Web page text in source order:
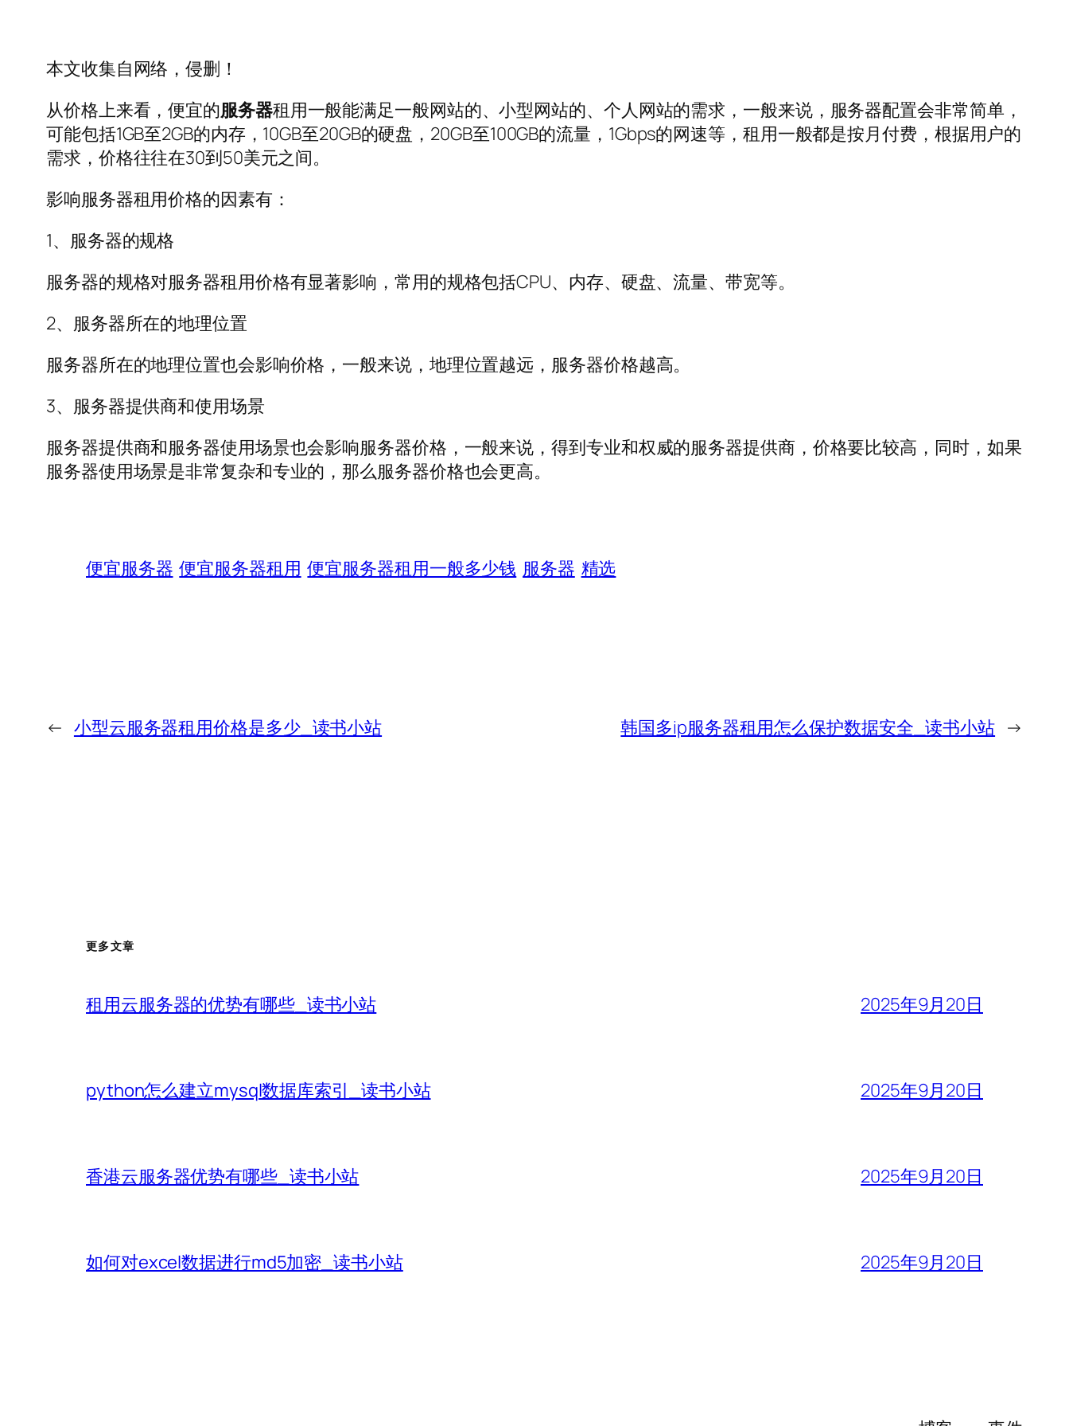
本文收集自网络，侵删！
从价格上来看，便宜的服务器租用一般能满足一般网站的、小型网站的、个人网站的需求，一般来说，服务器配置会非常简单，
可能包括1GB至2GB的内存，10GB至20GB的硬盘，20GB至100GB的流量，1Gbps的网速等，租用一般都是按月付费，根据用户的
需求，价格往往在30到50美元之间。
影响服务器租用价格的因素有：
1、服务器的规格
服务器的规格对服务器租用价格有显著影响，常用的规格包括CPU、内存、硬盘、流量、带宽等。
2、服务器所在的地理位置
服务器所在的地理位置也会影响价格，一般来说，地理位置越远，服务器价格越高。
3、服务器提供商和使用场景
服务器提供商和服务器使用场景也会影响服务器价格，一般来说，得到专业和权威的服务器提供商，价格要比较高，同时，如果
服务器使用场景是非常复杂和专业的，那么服务器价格也会更高。
便宜服务器 便宜服务器租用 便宜服务器租用一般多少钱 服务器 精选
← 小型云服务器租用价格是多少_读书小站 韩国多ip服务器租用怎么保护数据安全_读书小站 →
更多文章
租用云服务器的优势有哪些_读书小站 2025年9月20日
python怎么建立mysql数据库索引_读书小站 2025年9月20日
香港云服务器优势有哪些_读书小站 2025年9月20日
如何对excel数据进行md5加密_读书小站 2025年9月20日